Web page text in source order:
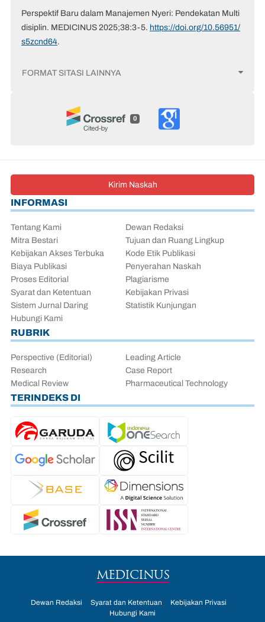
Perspektif Baru dalam Manajemen Nyeri: Pendekatan Multi
disiplin. MEDICINUS 2025;38:3-5. https://doi.org/10.56951/
s5zcnd64.
FORMAT SITASI LAINNYA
0
INFORMASI
Tentang Kami
Dewan Redaksi
Mitra Bestari
Tujuan dan Ruang Lingkup
Kebijakan Akses Terbuka
Kode Etik Publikasi
Biaya Publikasi
Penyerahan Naskah
Proses Editorial
Plagiarisme
Syarat dan Ketentuan
Kebijakan Privasi
Sistem Jurnal Daring
Statistik Kunjungan
Hubungi Kami
Kirim Naskah
RUBRIK
Perspective (Editorial)
Leading Article
Research
Case Report
Medical Review
Pharmaceutical Technology
TERINDEKS DI
MEDICINUS
Dewan Redaksi Syarat dan Ketentuan
Kebijakan Privasi
Hubungi Kami